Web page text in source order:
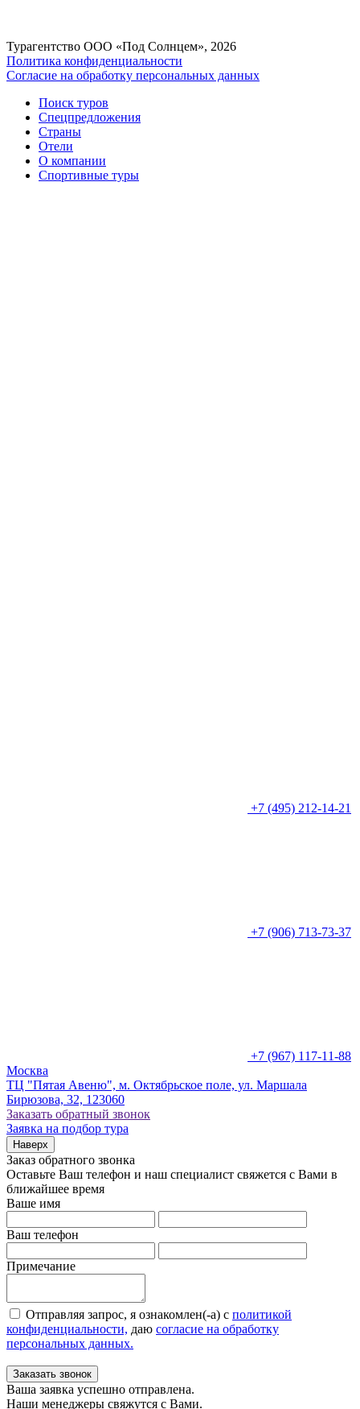
Турагентство ООО «Под Солнцем», 2026
Политика конфиденциальности
Согласие на обработку персональных данных
Поиск туров
Спецпредложения
Страны
Отели
О компании
Спортивные туры
+7 (495) 212-14-21
+7 (906) 713-73-37
+7 (967) 117-11-88
Москва
ТЦ "Пятая Авеню", м. Октябрьское поле, ул. Маршала
Бирюзова, 32, 123060
Заказать обратный звонок
Заявка на подбор тура
Наверх
Заказ обратного звонка
Оставьте Ваш телефон и наш специалист свяжется с Вами в
ближайшее время
Ваше имя
Ваш телефон
Примечание
Отправляя запрос, я ознакомлен(-а) с политикой
конфиденциальности, даю согласие на обработку
персональных данных.
Заказать звонок
Ваша заявка успешно отправлена.
Наши менеджеры свяжутся с Вами.